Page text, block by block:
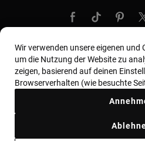
Land und
Wir verwenden unsere eigenen und
um die Nutzung der Website zu
zeigen, basierend auf deinen
Browserverhalten (wie besuchte